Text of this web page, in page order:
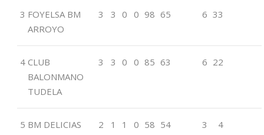
3 FOYELSA BM
ARROYO
3 3 0 0 98 65 6 33
4 CLUB
BALONMANO
TUDELA
3 3 0 0 85 63 6 22
5 BM DELICIAS 2 1 1 0 58 54 3 4